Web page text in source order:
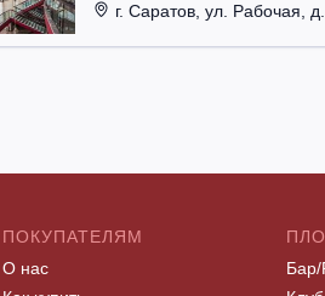
г. Саратов, ул. Рабочая, д.
ПОКУПАТЕЛЯМ
О нас